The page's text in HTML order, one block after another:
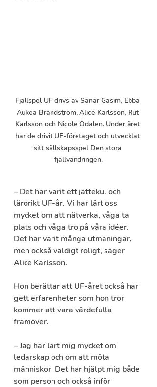
Fjällspel UF drivs av Sanar Gasim, Ebba
Aukea Brändström, Alice Karlsson, Rut
Karlsson och Nicole Ödalen. Under året
har de drivit UF-företaget och utvecklat
sitt sällskapsspel Den stora
fjällvandringen.
– Det har varit ett jättekul och
lärorikt UF-år. Vi har lärt oss
mycket om att nätverka, våga ta
plats och våga tro på våra idéer.
Det har varit många utmaningar,
men också väldigt roligt, säger
Alice Karlsson.
Hon berättar att UF-året också har
gett erfarenheter som hon tror
kommer att vara värdefulla
framöver.
– Jag har lärt mig mycket om
ledarskap och om att möta
människor. Det har hjälpt mig både
som person och också inför